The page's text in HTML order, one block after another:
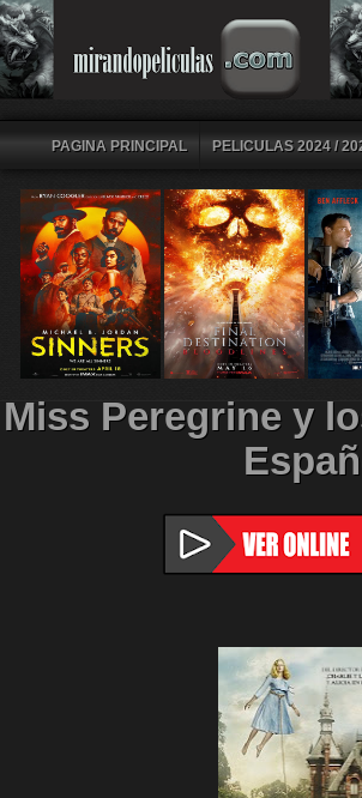
PAGINA PRINCIPAL PELICULAS 2024 /
Miss Peregrine y